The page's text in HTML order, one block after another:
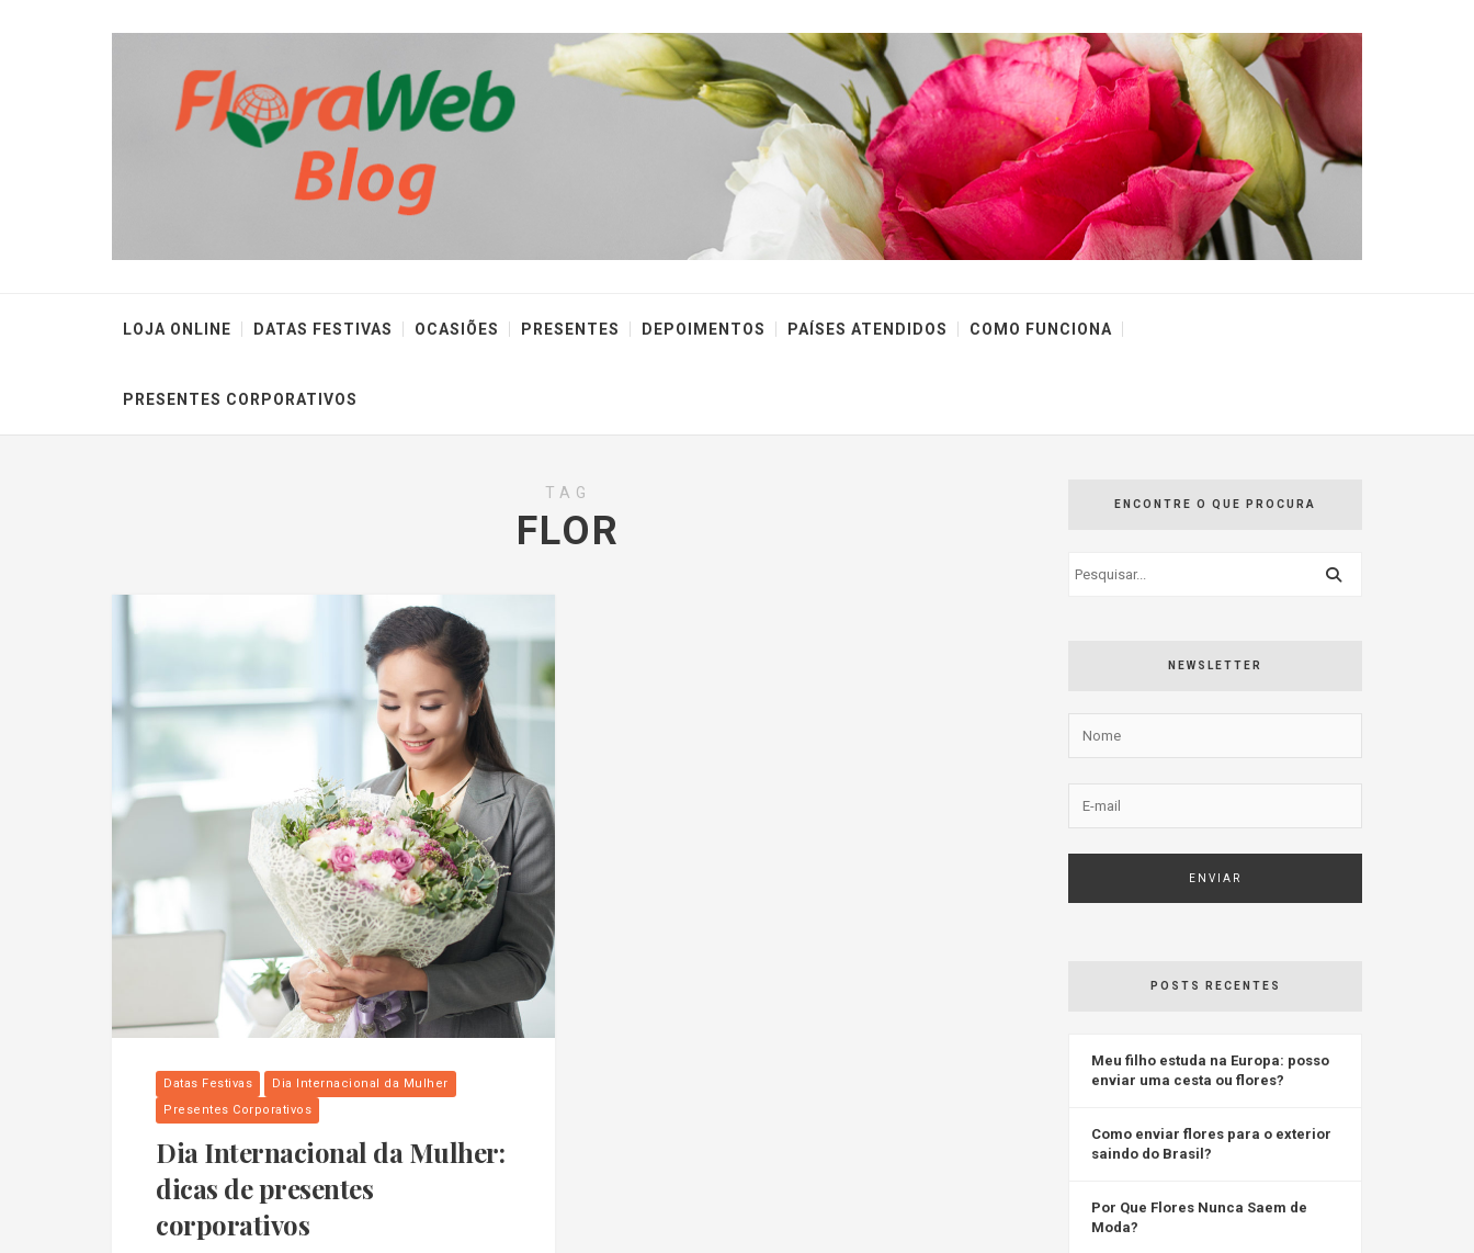
LOJA ONLINE DATAS FESTIVAS OCASIÕES PRESENTES DEPOIMENTOS PAÍSES ATENDIDOS COMO FUNCIONA
PRESENTES CORPORATIVOS
TAG
FLOR
Datas Festivas
Dia Internacional da Mulher
Presentes Corporativos
Dia Internacional da Mulher:
dicas de presentes
corporativos
ENCONTRE O QUE PROCURA
NEWSLETTER
POSTS RECENTES
Meu filho estuda na Europa: posso
enviar uma cesta ou flores?
Como enviar flores para o exterior
saindo do Brasil?
Por Que Flores Nunca Saem de
Moda?